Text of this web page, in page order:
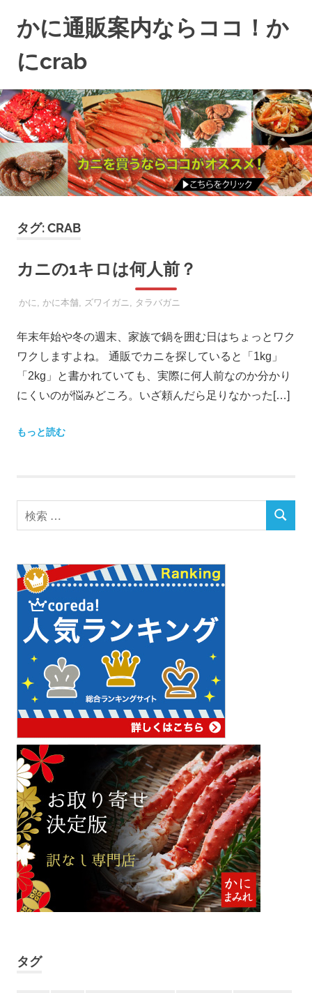
ツ
へ
ス
キ
ッ
プ
かに通販案内ならココ！か
にcrab
敗
し
な
い
か
に
販
コ
決
り！
タグ:CRAB
カニの1キロは何人前？
2017年12月11日
SOOOTA
かに, かに本舗, ズワイガニ, タラバガニ
年末年始や冬の週末、家族で鍋を囲む日はちょっとワク
ワクしますよね。 通販でカニを探していると「1kg」
「2kg」と書かれていても、実際に何人前なのか分かり
にくいのが悩みどころ。いざ頼んだら足りなかった[…]
もっと読む
タグ